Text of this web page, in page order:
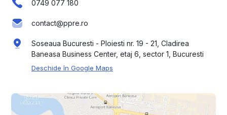
0749 077 180
contact@ppre.ro
Soseaua Bucuresti - Ploiesti nr. 19 - 21, Cladirea
Baneasa Business Center, etaj 6, sector 1, Bucuresti
Deschide în Google Maps